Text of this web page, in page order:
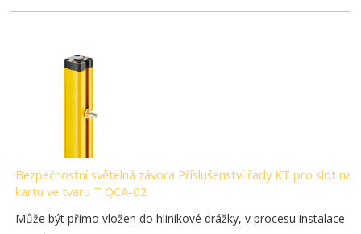
Bezpečnostní světelná závora Příslušenství řady KT pro slot na
kartu ve tvaru T QCA-02
Může být přímo vložen do hliníkové drážky, v procesu instalace